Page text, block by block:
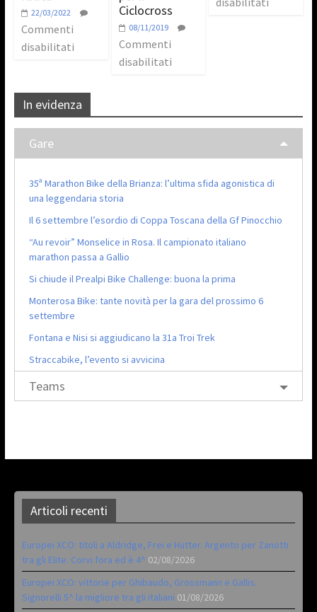
22/03/2022
Commenti
disabilitati
Ciclocross
08/11/2019
Commenti
disabilitati
In evidenza
Gare
35ª Marathon Bike della Brianza: l’ultima sfida agonistica di
una leggendaria storia
Il 6 settembre l’esordio di Coppa Toscana della Gf Pinocchio
“Au revoir” Monselice in Rosa. Il campionato italiano
marathon passa a Gallio
Si chiude il Prealpi Bike Challenge: buona la prima
Monterosa Bike: tante novità per la gara del prossimo 6
settembre
Fontana e Nisi si aggiudicano la 31a Troi Trek
Straccabike, l’evento si avvicina
Teams
Articoli recenti
Europei XCO: titoli a Aldridge, Frei e Hutter. Argento per Zanotti
tra gli Elite. Corvi fora ed è 4^ 02/08/2026
Europei XCO: vittorie per Ghibaudo, Grossmann e Gallis.
Signorelli 5^ la migliore tra gli italiani 01/08/2026